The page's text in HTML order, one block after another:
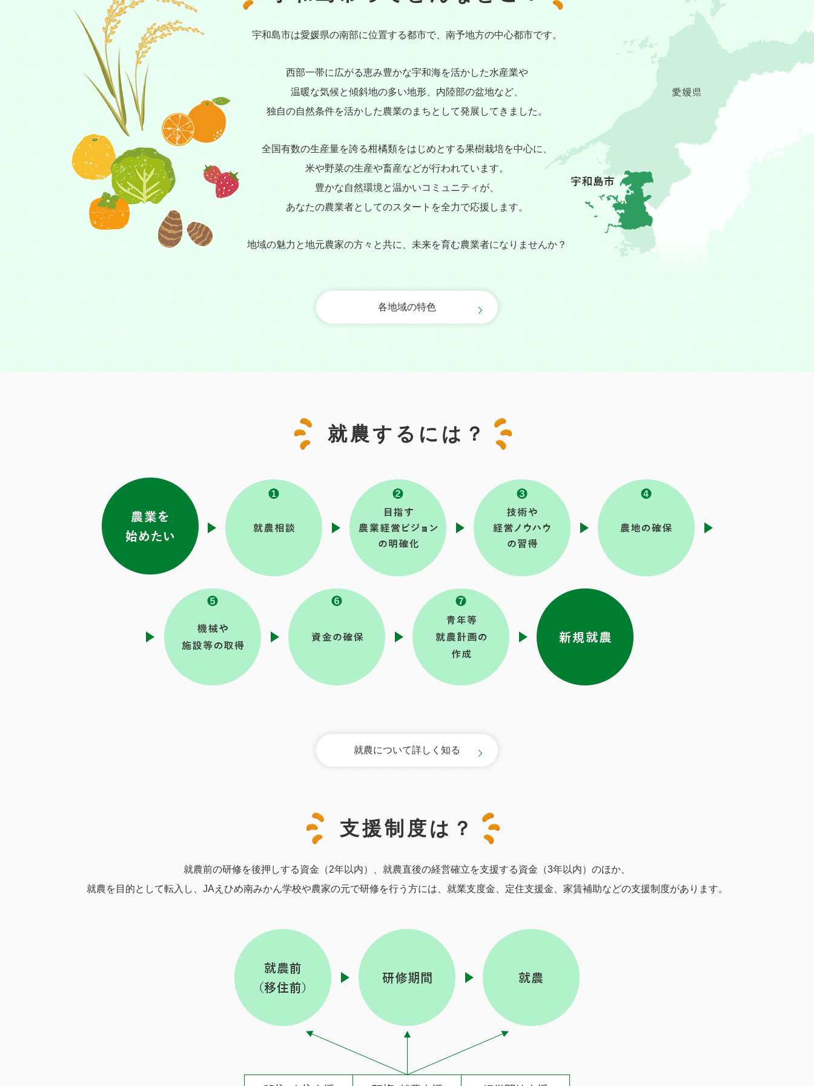
宇和島市は愛媛県の南部に位置する都市で、 南予地方の中心都市です。
西部一帯に広がる恵み豊かな宇和海を活かした水産業や
温暖な気候と傾斜地の多い地形、 内陸部の盆地など、
独自の自然条件を活かした農業のまちとして発展してきました。
全国有数の生産量を誇る柑橘類をはじめとする果樹栽培を中心に、
米や野菜の生産や畜産などが行われています。
豊かな自然環境と温かいコミュニティが、
あなたの農業者としてのスタートを全力で応援します。
地域の魅力と地元農家の方々と共に、 未来を育む農業者になりませんか？
各地域の特色
就農するには？
就農について詳しく知る
支援制度は？
就農前の研修を後押しする資金（2年以内）、 就農直後の経営確立を支援する資金（3年以内） のほか、
就農を目的として転入し、 JAえひめ南みかん学校や農家の元で研修を行う方には、就業支度金、 定住支援金、家賃補助などの支援制度があります。